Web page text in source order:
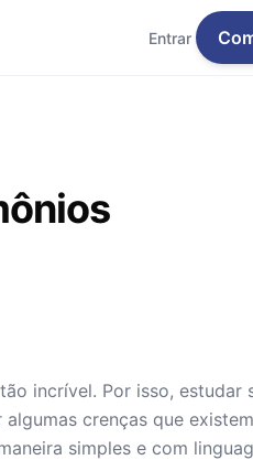
Entrar
incrível. Por isso, estudar
crenças que
simples e com